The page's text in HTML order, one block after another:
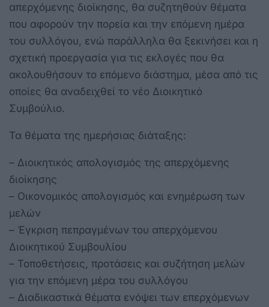
απερχόμενης διοίκησης, θα συζητηθούν θέματα
που αφορούν την πορεία και την επόμενη ημέρα
του συλλόγου, ενώ παράλληλα θα ξεκινήσει και η
σχετική προεργασία για τις εκλογές που θα
ακολουθήσουν το επόμενο διάστημα, μέσα από τις
οποίες θα αναδειχθεί το νέο Διοικητικό
Συμβούλιο.
Τα θέματα της ημερήσιας διάταξης:
– Διοικητικός απολογισμός της απερχόμενης
διοίκησης
– Οικονομικός απολογισμός και ενημέρωση των
μελών
– Έγκριση πεπραγμένων του απερχόμενου
Διοικητικού Συμβουλίου
– Τοποθετήσεις, προτάσεις και συζήτηση μελών
για την επόμενη μέρα του συλλόγου
– Διαδικαστικά θέματα ενόψει των επερχόμενων